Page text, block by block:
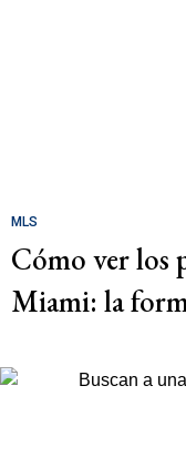
MLS
Cómo ver los
Miami: la